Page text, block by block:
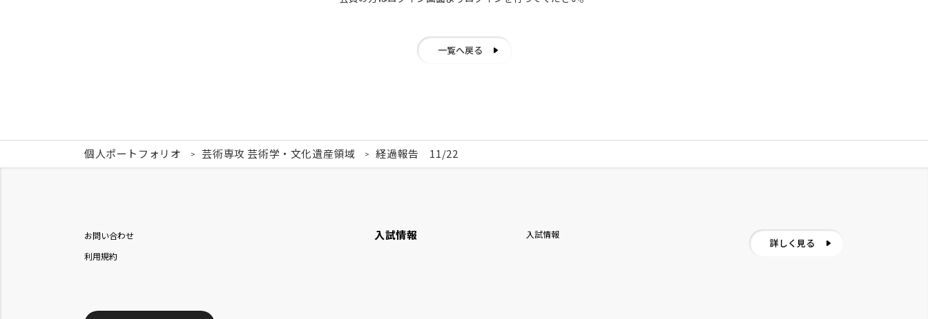
一覧へ戻る
個人ポートフォリオ 芸術専攻 芸術学・文化遺産領域 経過報告 11/22
お問い合わせ
利用規約
入試情報 入試情報
詳しく見る